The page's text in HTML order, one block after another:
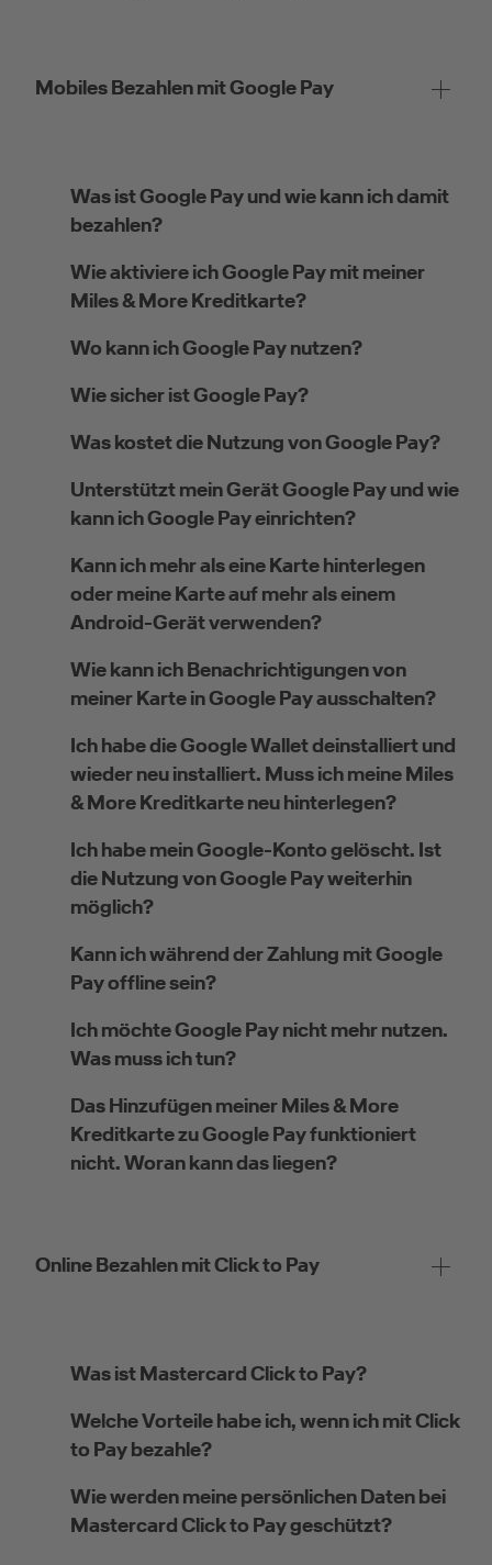
Mobiles Bezahlen mit Google Pay
Was ist Google Pay und wie kann ich damit
bezahlen?
Wie aktiviere ich Google Pay mit meiner
Miles & More Kreditkarte?
Wo kann ich Google Pay nutzen?
Wie sicher ist Google Pay?
Was kostet die Nutzung von Google Pay?
Unterstützt mein Gerät Google Pay und wie
kann ich Google Pay einrichten?
Kann ich mehr als eine Karte hinterlegen
oder meine Karte auf mehr als einem
Android-Gerät verwenden?
Wie kann ich Benachrichtigungen von
meiner Karte in Google Pay ausschalten?
Ich habe die Google Wallet deinstalliert und
wieder neu installiert. Muss ich meine Miles
& More Kreditkarte neu hinterlegen?
Ich habe mein Google-Konto gelöscht. Ist
die Nutzung von Google Pay weiterhin
möglich?
Kann ich während der Zahlung mit Google
Pay offline sein?
Ich möchte Google Pay nicht mehr nutzen.
Was muss ich tun?
Das Hinzufügen meiner Miles & More
Kreditkarte zu Google Pay funktioniert
nicht. Woran kann das liegen?
Online Bezahlen mit Click to Pay
Was ist Mastercard Click to Pay?
Welche Vorteile habe ich, wenn ich mit Click
to Pay bezahle?
Wie werden meine persönlichen Daten bei
Mastercard Click to Pay geschützt?